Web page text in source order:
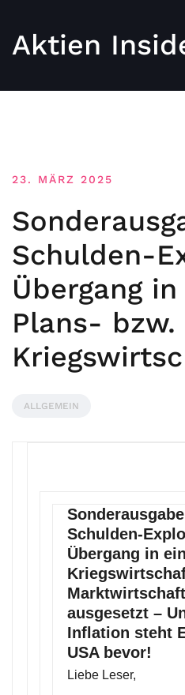
Aktien
23. MÄRZ 2025
Schulden-
Übergang
Plans- bzw.
ALLGEMEIN
Schulden-
Übergang in
ausgesetzt –
Inflation steht
USA bevor!
Liebe Leser,